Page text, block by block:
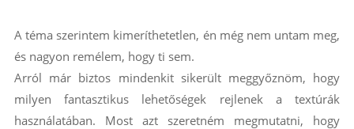
A téma szerintem kimeríthetetlen, én még nem untam meg,
és nagyon remélem, hogy ti sem.
Arról már biztos mindenkit sikerült meggyőznöm, hogy
milyen fantasztikus lehetőségek rejlenek a textúrák
használatában. Most azt szeretném megmutatni, hogy